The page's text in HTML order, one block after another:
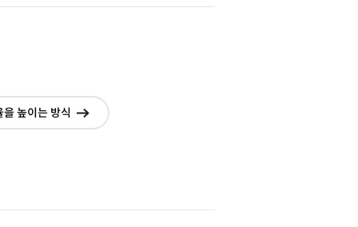
을 높이는 방식
현재창에서